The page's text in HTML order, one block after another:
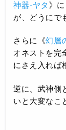
神器-ヤタ 》
が、どうにで
さらに《幻層
オネストを完
にさえ入れば
逆に、武神側
いと大変なこ